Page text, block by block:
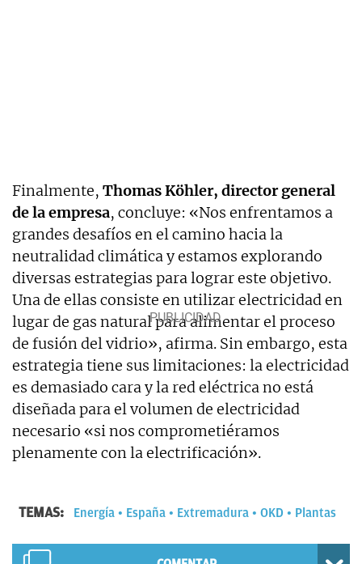
Finalmente, Thomas Köhler, director general
de la empresa, concluye: «Nos enfrentamos a
grandes desafíos en el camino hacia la
neutralidad climática y estamos explorando
diversas estrategias para lograr este objetivo.
Una de ellas consiste en utilizar electricidad en
lugar de gas natural para alimentar el proceso
de fusión del vidrio», afirma. Sin embargo, esta
estrategia tiene sus limitaciones: la electricidad
es demasiado cara y la red eléctrica no está
diseñada para el volumen de electricidad
necesario «si nos comprometiéramos
plenamente con la electrificación».
TEMAS: Energía España Extremadura OKD Plantas